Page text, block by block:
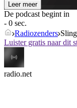
Leer meer
De podcast begint in
- 0 sec.
Radiozenders
Luister gratis naar dit
radio.net